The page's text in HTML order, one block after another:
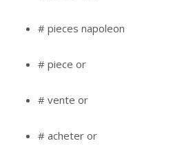
# pieces napoleon
# piece or
# vente or
# acheter or